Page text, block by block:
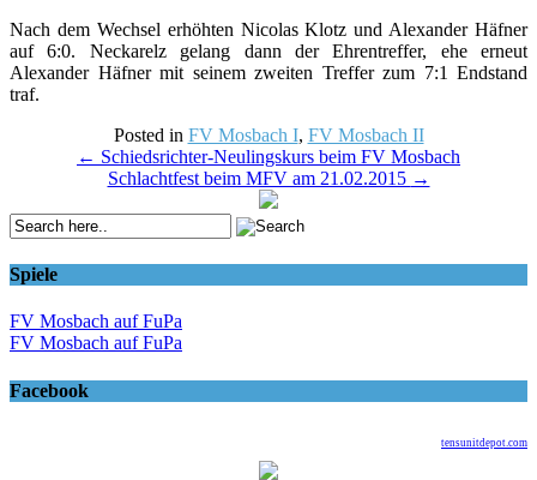
Nach dem Wechsel erhöhten Nicolas Klotz und Alexander Häfner
auf 6:0. Neckarelz gelang dann der Ehrentreffer, ehe erneut
Alexander Häfner mit seinem zweiten Treffer zum 7:1 Endstand
traf.
Posted in FV Mosbach I, FV Mosbach II
navigation
← Schiedsrichter-Neulingskurs beim FV Mosbach
Schlachtfest beim MFV am 21.02.2015 →
Spiele
FV Mosbach auf FuPa
FV Mosbach auf FuPa
Facebook
tensunitdepot.com